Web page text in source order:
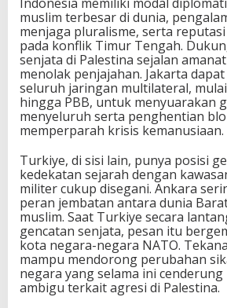
muslim terbesar di dunia,
menjaga pluralisme, serta
pada konflik Timur Tengah.
senjata di Palestina sejalan
menolak penjajahan. Jakarta
seluruh jaringan multilateral, mulai
hingga PBB, untuk menyuarakan
menyeluruh serta penghentian
memperparah krisis kemanusiaan.
Turkiye, di sisi lain, punya posisi
kedekatan sejarah dengan
militer cukup disegani. Ankara
peran jembatan antara dunia
muslim. Saat Turkiye secara
gencatan senjata, pesan itu
kota negara-negara NATO.
mampu mendorong perubahan
negara yang selama ini
ambigu terkait agresi di Palestina.